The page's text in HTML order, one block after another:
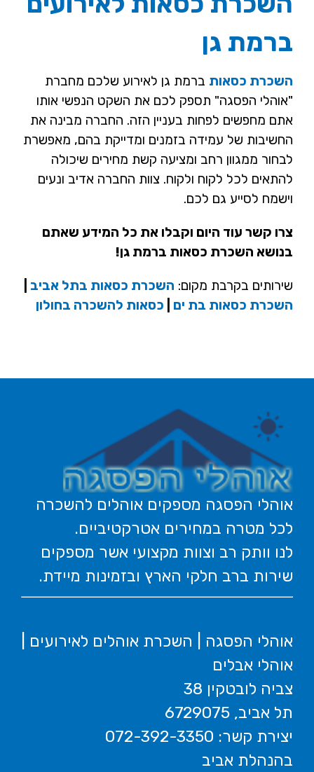
ברמת גן
השכרת כסאות ברמת גן לאירוע שלכם מחברת
"אוהלי הפסגה" תספק לכם את השקט הנפשי אותו
אתם מחפשים לפחות בעניין הזה. החברה מבינה את
החשיבות של עמידה בזמנים ומדייקת בהם, מאפשרת
לבחור ממגוון רחב ומציעה קשת מחירים שיכולה
להתאים לכל לקוח ולקוח. צוות החברה אדיב ונעים
וישמח לסייע גם לכם.
צרו קשר עוד היום וקבלו את כל המידע שאתם
בנושא השכרת כסאות ברמת גן!
שירותים בקרבת מקום: השכרת כסאות בתל אביב
השכרת כסאות בת ים
כסאות להשכרה בחולון
אוהלי הפסגה מספקים אוהלים להשכרה
לכל מטרה במחירים אטרקטיביים.
לנו וותק רב וצוות מקצועי אשר מספקים
שירות ברב חלקי הארץ ובזמינות מיידת.
אוהלי הפסגה | השכרת אוהלים לאירועים |
אוהלי אבלים
צביה לובטקין 38
תל אביב, 6729075
יצירת קשר: 072-392-3350
בהנהלת אביב